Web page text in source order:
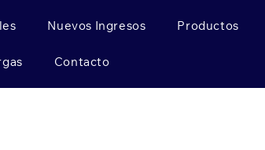
Nuevos Ingresos Productos
Contacto